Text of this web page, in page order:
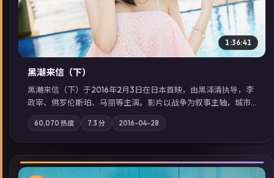
1:36:41
黑潮来信（下）
黑潮来信（下）于2016年2月3日在日本首映，由黑泽清执导，李
政宰、佛罗伦斯·珀、马丽等主演。影片以战争为叙事主轴，城市
霓虹背后，有人用规则改写命运；摄影与配乐强化地域气质；站
内亦可通过「国产免费观看高清电视剧在线看」延展检索同类型
高分佳作，畅享高清在线追剧体验。
60,070 热度 7.3 分 2016-04-28